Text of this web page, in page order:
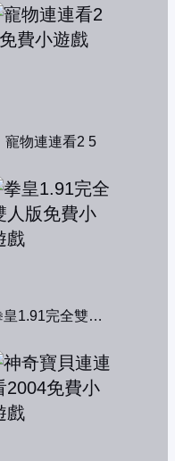
寵物連連看2 5
拳皇1.91完全雙人版